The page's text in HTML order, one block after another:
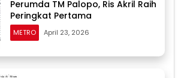
Perumda TM Palopo, Ris Akril Raih
Peringkat Pertama
METRO April 23, 2026